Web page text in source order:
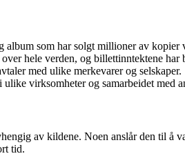
album som har solgt millioner av kopier
hele verden, og billettinntektene har
med ulike merkevarer og selskaper.
virksomheter og samarbeidet med
av kildene. Noen anslår den til
tid.